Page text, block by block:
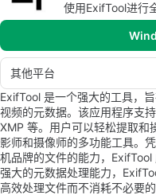
使用ExifTool进行
其他平台
ExifTool 是一个强大的工具，
视频的元数据。该应用程序支
XMP 等。用户可以轻松提取和
影师和摄像师的多功能工具。
机品牌的文件的能力，
强大的元数据处理能力，
高效处理文件而不消耗不必要